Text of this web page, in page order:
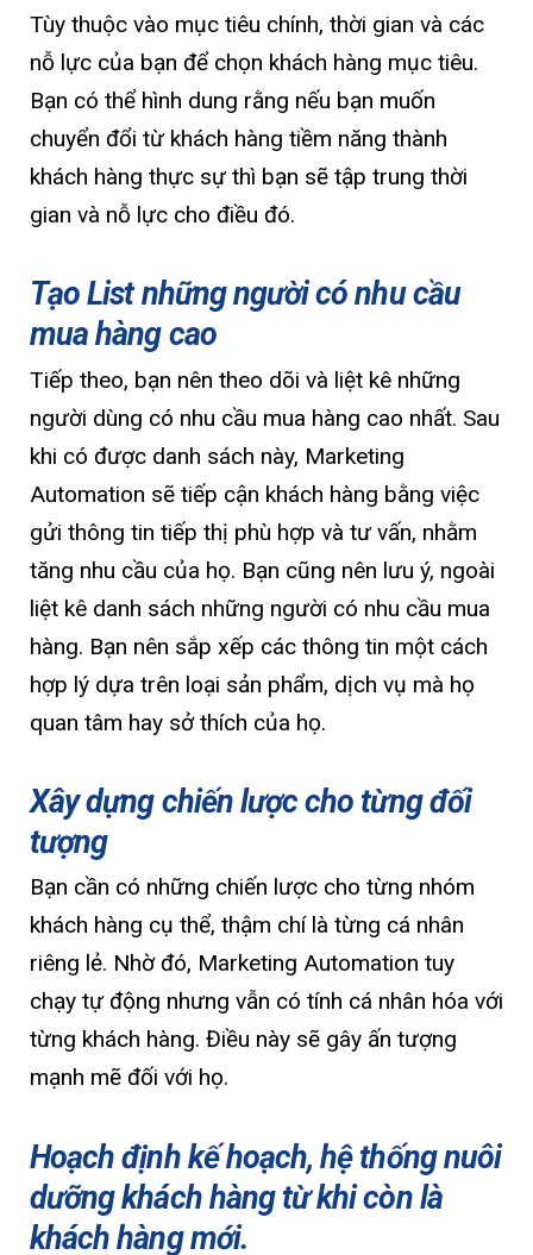
Tùy thuộc vào mục tiêu chính, thời gian và các
nỗ lực của bạn để chọn khách hàng mục tiêu.
Bạn có thể hình dung rằng nếu bạn muốn
chuyển đổi từ khách hàng tiềm năng thành
khách hàng thực sự thì bạn sẽ tập trung thời
gian và nỗ lực cho điều đó.
Tạo List những người có nhu cầu
mua hàng cao
Tiếp theo, bạn nên theo dõi và liệt kê những
người dùng có nhu cầu mua hàng cao nhất. Sau
khi có được danh sách này, Marketing
Automation sẽ tiếp cận khách hàng bằng việc
gửi thông tin tiếp thị phù hợp và tư vấn, nhằm
tăng nhu cầu của họ. Bạn cũng nên lưu ý, ngoài
liệt kê danh sách những người có nhu cầu mua
hàng. Bạn nên sắp xếp các thông tin một cách
hợp lý dựa trên loại sản phẩm, dịch vụ mà họ
quan tâm hay sở thích của họ.
Xây dựng chiến lược cho từng đối
tượng
Bạn cần có những chiến lược cho từng nhóm
khách hàng cụ thể, thậm chí là từng cá nhân
riêng lẻ. Nhờ đó, Marketing Automation tuy
chạy tự động nhưng vẫn có tính cá nhân hóa với
từng khách hàng. Điều này sẽ gây ấn tượng
mạnh mẽ đối với họ.
Hoạch định kế hoạch, hệ thống nuôi
dưỡng khách hàng từ khi còn là
khách hàng mới.